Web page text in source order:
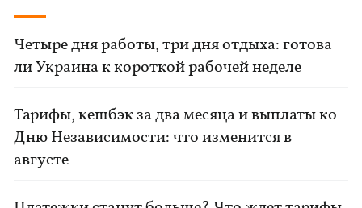
Четыре дня работы, три дня отдыха: готова
ли Украина к короткой рабочей неделе
Тарифы, кешбэк за два месяца и выплаты ко
Дню Независимости: что изменится в
августе